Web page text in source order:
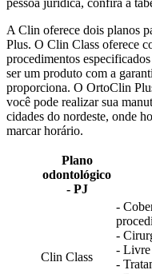
pessoa jurídica, confira a
A Clin oferece dois planos
Plus. O Clin Class oferece
procedimentos
ser um produto com a
proporciona. O OrtoClin
você pode realizar sua
cidades do nordeste, onde
marcar horário.
Plano
odontológico
- PJ
Clin Class
-
-
- Livre
-